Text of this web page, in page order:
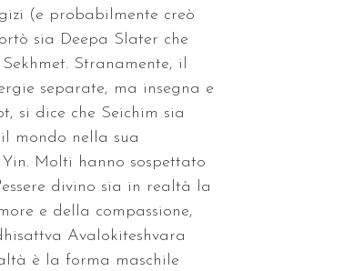
(e probabilmente creò
sia Deepa Slater che
Stranamente, il
separate, ma insegna e
si dice che Seichim sia
mondo nella sua
Molti hanno sospettato
divino sia in realtà la
e della compassione,
Avalokiteshvara
è la forma maschile